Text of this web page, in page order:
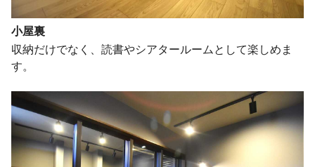
小屋裏
収納だけでなく、読書やシアタールームとして楽しめま
す。